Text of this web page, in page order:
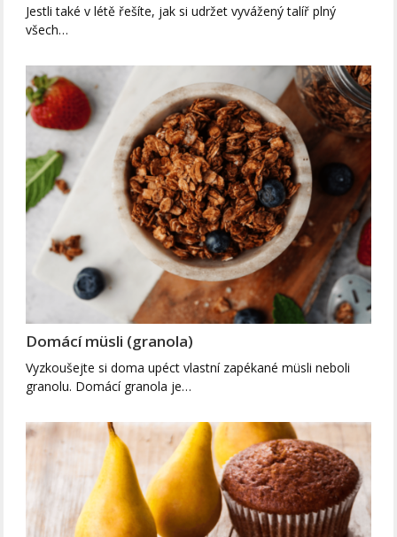
Jestli také v létě řešíte, jak si udržet vyvážený talíř plný
všech…
Domácí müsli (granola)
Vyzkoušejte si doma upéct vlastní zapékané müsli neboli
granolu. Domácí granola je…